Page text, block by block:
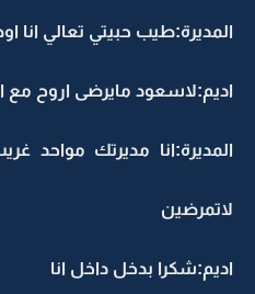
المديرة:طيب حبيتي تعالي انا
اديم:لاسعود مايرضى اروح مع
المديرة:انا مديرتك مواحد
لاتمرضين
اديم:شكرا بدخل داخل انا